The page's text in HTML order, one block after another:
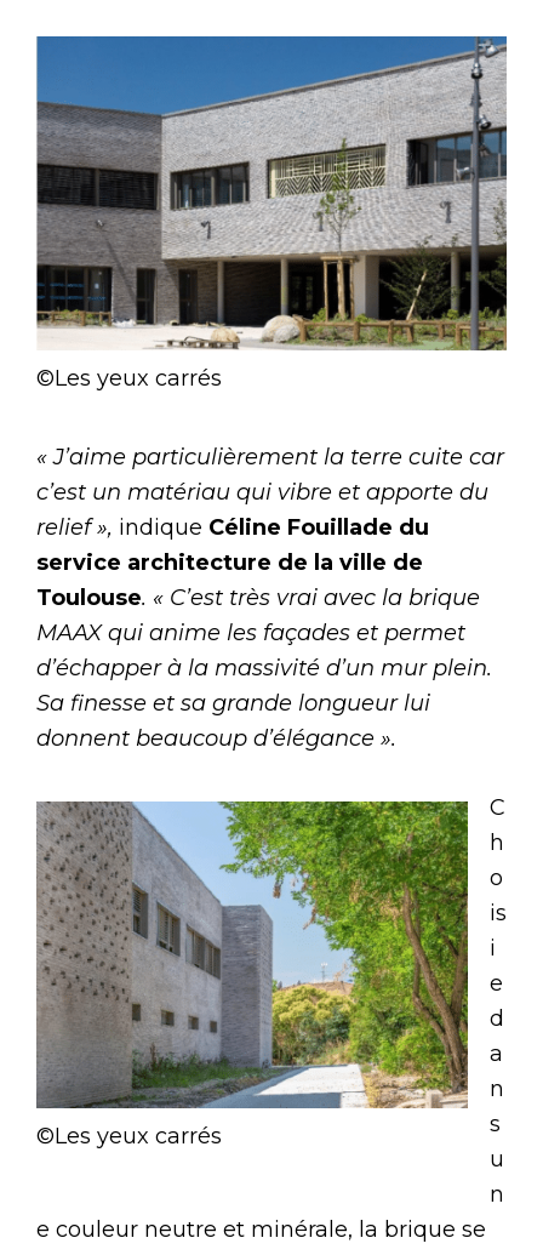
©Les yeux carrés
« J’aime particulièrement la terre cuite car
c’est un matériau qui vibre et apporte du
relief », indique Céline Fouillade du
service architecture de la ville de
Toulouse. « C’est très vrai avec la brique
MAAX qui anime les façades et permet
d’échapper à la massivité d’un mur plein.
Sa finesse et sa grande longueur lui
donnent beaucoup d’élégance ».
©Les yeux carrés
C
h
o
is
i
e
d
a
n
s
u
n
e couleur neutre et minérale, la brique se